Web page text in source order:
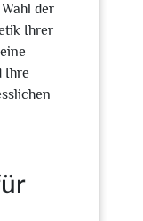
der
Ihrer
Ihre